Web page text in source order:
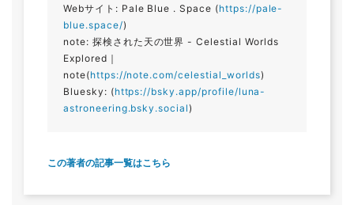
Webサイト: Pale Blue . Space (https://pale-
blue.space/)
note: 探検された天の世界 - Celestial Worlds
Explored｜
note(https://note.com/celestial_worlds)
Bluesky: (https://bsky.app/profile/luna-
astroneering.bsky.social)
この著者の記事一覧はこちら